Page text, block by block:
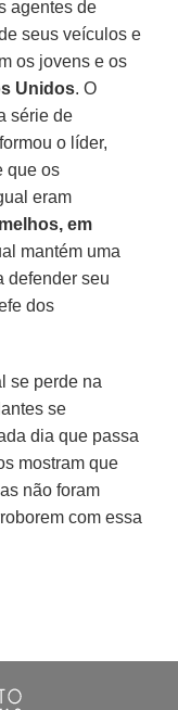
agentes de
seus veículos e
os jovens e os
Unidos. O
série de
o líder,
que os
eram
em
mantém uma
defender seu
dos
se perde na
se
dia que passa
mostram que
não foram
com essa